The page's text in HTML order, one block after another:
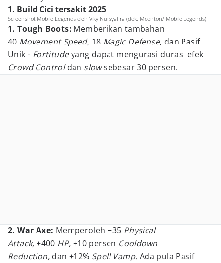
1. Build Cici tersakit 2025
Screenshot Mobile Legends oleh Viky Nursyafira (dok. Moonton/ Mobile Legends)
1. Tough Boots: Memberikan tambahan
40 Movement Speed, 18 Magic Defense, dan Pasif
Unik - Fortitudeyang dapat mengurasi durasi efek
Crowd Controldan slowsebesar 30 persen.
2. War Axe: Memperoleh +35 Physical
Attack,+400 HP, +10 persen Cooldown
Reduction, dan +12% Spell Vamp. Ada pula Pasif